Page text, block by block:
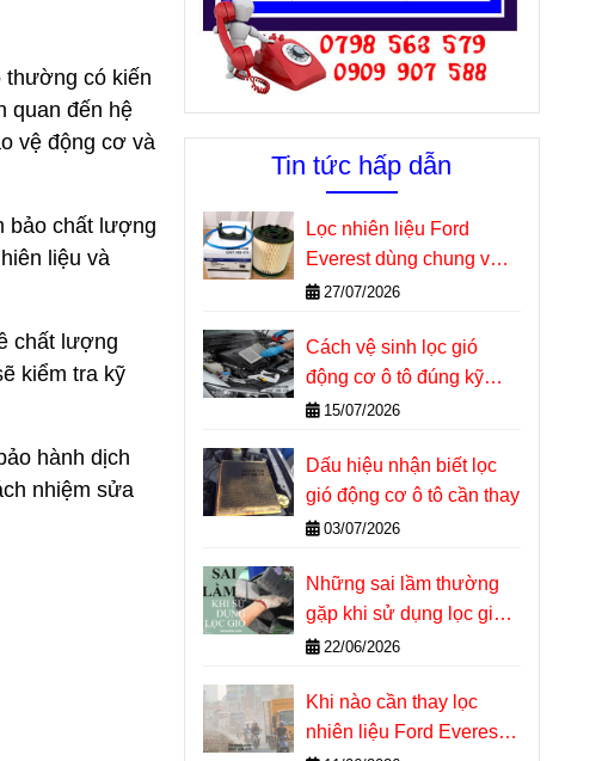
thường có kiến
quan đến hệ
vệ động cơ và
bảo chất lượng
liệu và
chất lượng
kiểm tra kỹ
hành dịch
nhiệm sửa
Tin tức hấp dẫn
Lọc nhiên liệu Ford
Everest dùng chung với
những dòng xe nào?
27/07/2026
Cách vệ sinh lọc gió
động cơ ô tô đúng kỹ
thuật tại nhà
15/07/2026
Dấu hiệu nhận biết lọc
gió động cơ ô tô cần thay
03/07/2026
Những sai lầm thường
gặp khi sử dụng lọc gió
động cơ ô tô
22/06/2026
Khi nào cần thay lọc
nhiên liệu Ford Everest?